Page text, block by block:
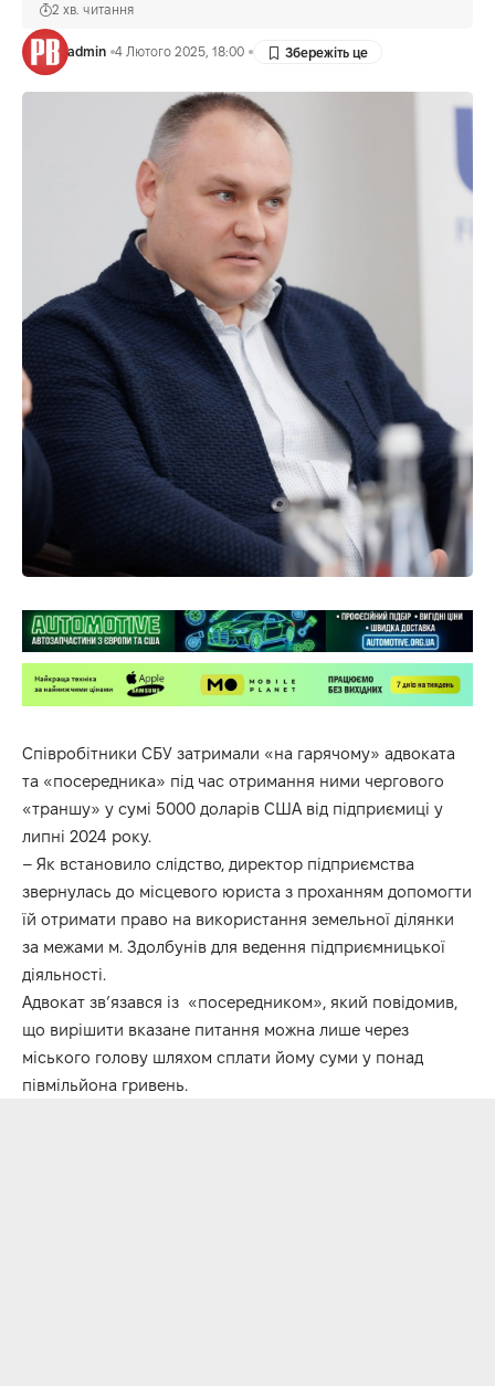
admin 4 Лютого 2025, 18:00
2 хв. читання
Співробітники СБУ затримали «на гарячому» адвоката
та «посередника» під час отримання ними чергового
«траншу» у сумі 5000 доларів США від підприємиці у
липні 2024 року.
– Як встановило слідство, директор підприємства
звернулась до місцевого юриста з проханням допомогти
їй отримати право на використання земельної ділянки
за межами м. Здолбунів для ведення підприємницької
діяльності.
Адвокат звʼязався із «посередником», який повідомив,
що вирішити вказане питання можна лише через
міського голову шляхом сплати йому суми у понад
півмільйона гривень.